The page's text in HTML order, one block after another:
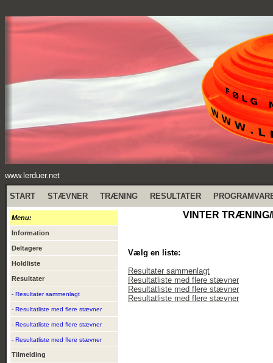
www.lerduer.net
START STÆVNER TRÆNING RESULTATER
Menu:
Information
Deltagere
Holdliste
Resultater
- Resultater sammenlagt
- Resultatliste med flere stævner
- Resultatliste med flere stævner
- Resultatliste med flere stævner
Tilmelding
VINTER
Vælg en liste:
Resultater sammenlagt
Resultatliste med flere stævner
Resultatliste med flere stævner
Resultatliste med flere stævner